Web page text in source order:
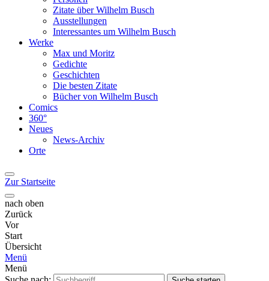
Zitate über Wilhelm Busch
Ausstellungen
Interessantes um Wilhelm Busch
Werke
Max und Moritz
Gedichte
Geschichten
Die besten Zitate
Bücher von Wilhelm Busch
Comics
360°
Neues
News-Archiv
Orte
Zur Startseite
nach oben
Zurück
Vor
Start
Übersicht
Menü
Menü